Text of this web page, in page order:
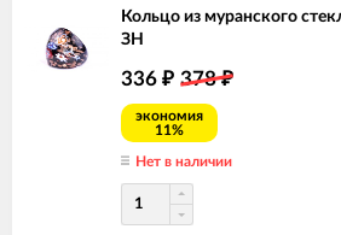
Кольцо из муранского
ЗН
336 ₽ 378₽
экономия
11%
Нет в наличии